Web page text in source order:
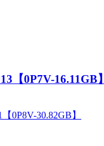
【0P7V-16.11GB】